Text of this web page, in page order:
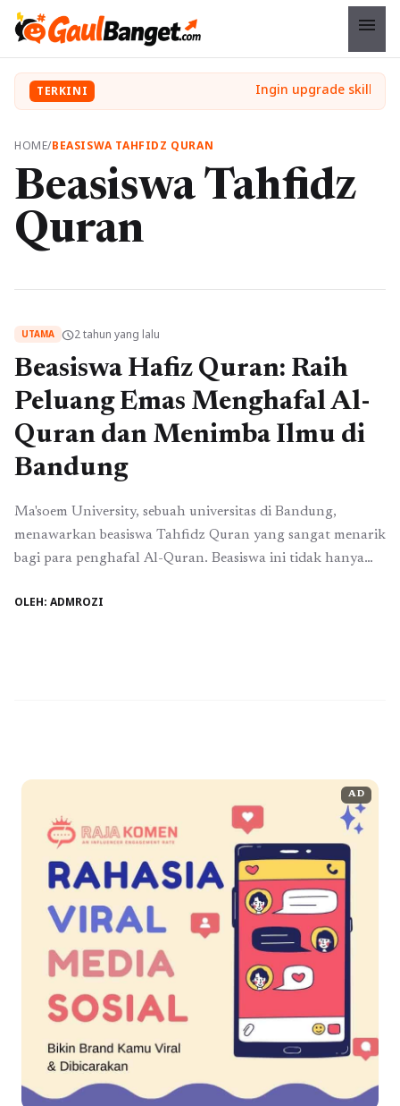
menu
TERKINI
HOME/BEASISWA TAHFIDZ QURAN
Beasiswa Tahfidz
Quran
UTAMA schedule2 tahun yang lalu
Beasiswa Hafiz Quran: Raih
Peluang Emas Menghafal Al-
Quran dan Menimba Ilmu di
Bandung
Ma'soem University, sebuah universitas di Bandung,
menawarkan beasiswa Tahfidz Quran yang sangat menarik
bagi para penghafal Al-Quran. Beasiswa ini tidak hanya
lanjut, tetapi juga memberikan peluang untuk menimba
OLEH: ADMROZI
AD